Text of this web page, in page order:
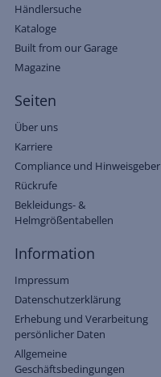
Händlersuche
Kataloge
Built from our Garage
Magazine
Seiten
Über uns
Karriere
Compliance und Hinweisgeber
Rückrufe
Bekleidungs- &
Helmgrößentabellen
Information
Impressum
Datenschutzerklärung
Erhebung und Verarbeitung
persönlicher Daten
Allgemeine
Geschäftsbedingungen